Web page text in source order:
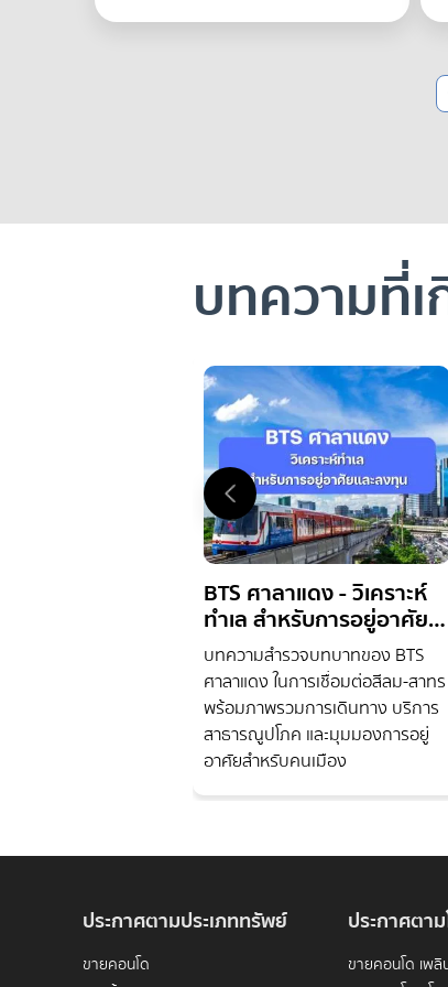
บทความที่
BTS ศาลาแดง - วิเคราะห์
ทำเล สำหรับการอยู่อาศัย
และลงทุน
บทความสำรวจบทบาทของ BTS
ศาลาแดง ในการเชื่อมต่อสีลม-สาทร
พร้อมภาพรวมการเดินทาง บริการ
สาธารณูปโภค และมุมมองการอยู่
อาศัยสำหรับคนเมือง
ประกาศตามประเภททรัพย์
ขายคอนโด
ประกาศตา
ขายคอนโด เพ